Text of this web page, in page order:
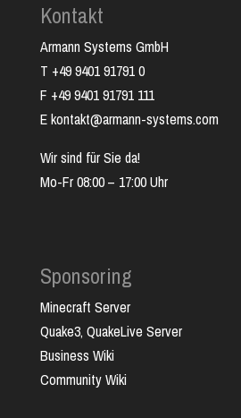
Kontakt
Armann Systems GmbH
T +49 9401 91791 0
F +49 9401 91791 111
E kontakt@armann-systems.com
Wir sind für Sie da!
Mo-Fr 08:00 – 17:00 Uhr
Sponsoring
Minecraft Server
Quake3, QuakeLive Server
Business Wiki
Community Wiki